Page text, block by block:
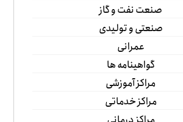
صنعت نفت و گاز
صنعتی و تولیدی
عمرانی
گواهینامه ها
مراکز آموزشی
مراکز خدماتی